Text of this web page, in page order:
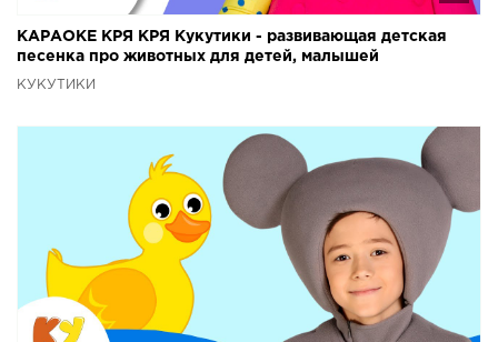
КАРАОКЕ КРЯ КРЯ Кукутики - развивающая детская
песенка про животных для детей, малышей
КУКУТИКИ